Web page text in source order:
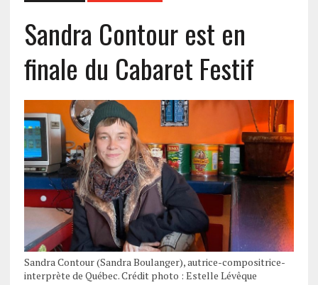
Sandra Contour est en
finale du Cabaret Festif
Sandra Contour (Sandra Boulanger), autrice-compositrice-
interprète de Québec. Crédit photo : Estelle Lévêque